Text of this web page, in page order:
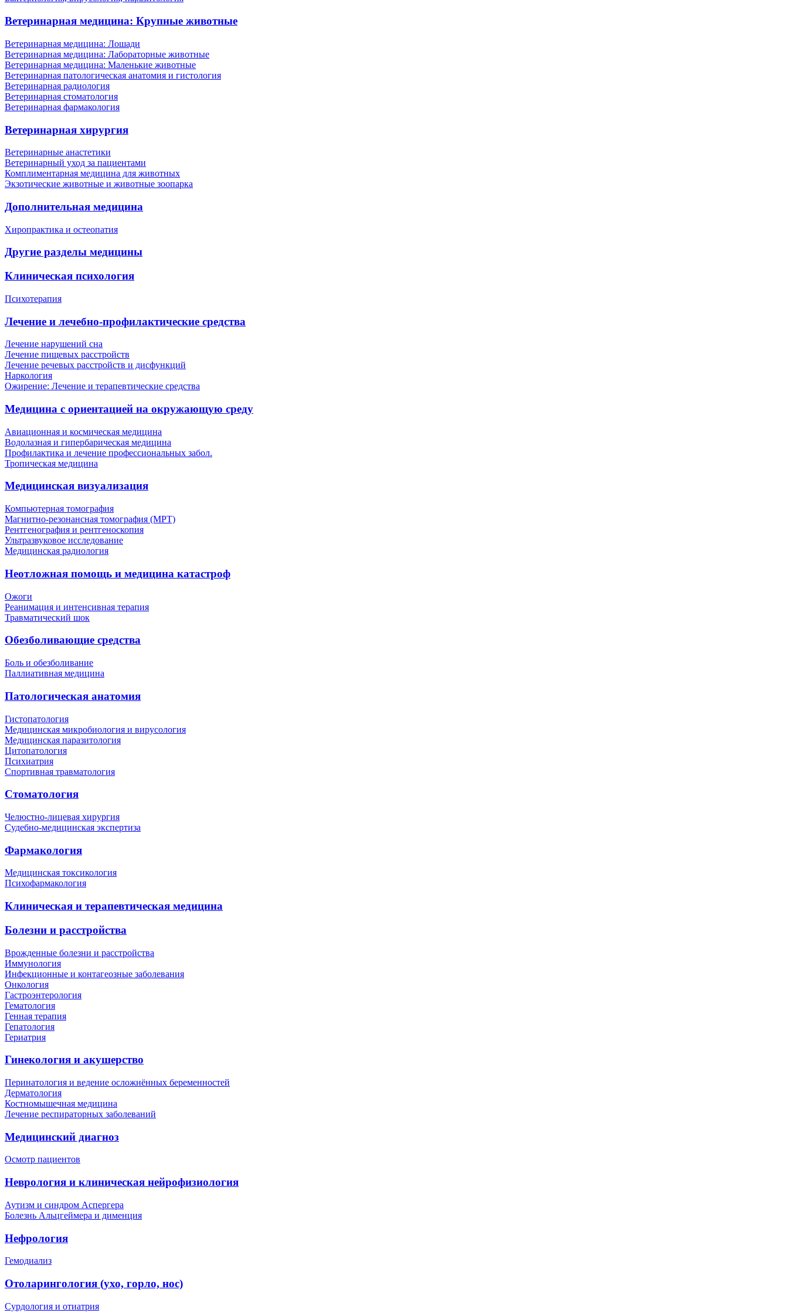
Ветеринарная медицина: Крупные животные
Ветеринарная медицина: Лошади
Ветеринарная медицина: Лабораторные животные
Ветеринарная медицина: Маленькие животные
Ветеринарная патологическая анатомия и гистология
Ветеринарная радиология
Ветеринарная стоматология
Ветеринарная фармакология
Ветеринарная хирургия
Ветеринарные анастетики
Ветеринарный уход за пациентами
Комплиментарная медицина для животных
Экзотические животные и животные зоопарка
Дополнительная медицина
Хиропрактика и остеопатия
Другие разделы медицины
Клиническая психология
Психотерапия
Лечение и лечебно-профилактические средства
Лечение нарушений сна
Лечение пищевых расстройств
Лечение речевых расстройств и дисфункций
Наркология
Ожирение: Лечение и терапевтические средства
Медицина с ориентацией на окружающую среду
Авиационная и космическая медицина
Водолазная и гипербарическая медицина
Профилактика и лечение профессиональных забол.
Тропическая медицина
Медицинская визуализация
Компьютерная томография
Магнитно-резонансная томография (МРТ)
Рентгенография и рентгеноскопия
Ультразвуковое исследование
Медицинская радиология
Неотложная помощь и медицина катастроф
Ожоги
Реанимация и интенсивная терапия
Травматический шок
Обезболивающие средства
Боль и обезболивание
Паллиативная медицина
Патологическая анатомия
Гистопатология
Медицинская микробиология и вирусология
Медицинская паразитология
Цитопатология
Психиатрия
Спортивная травматология
Стоматология
Челюстно-лицевая хирургия
Судебно-медицинская экспертиза
Фармакология
Медицинская токсикология
Психофармакология
Клиническая и терапевтическая медицина
Болезни и расстройства
Врожденные болезни и расстройства
Иммунология
Инфекционные и контагеозные заболевания
Онкология
Гастроэнтерология
Гематология
Генная терапия
Гепатология
Гериатрия
Гинекология и акушерство
Перинатология и ведение осложнённых беременностей
Дерматология
Костномышечная медицина
Лечение респираторных заболеваний
Медицинский диагноз
Осмотр пациентов
Неврология и клиническая нейрофизиология
Аутизм и синдром Аспергера
Болезнь Альцгеймера и дименция
Нефрология
Гемодиализ
Отоларингология (ухо, горло, нос)
Сурдология и отиатрия